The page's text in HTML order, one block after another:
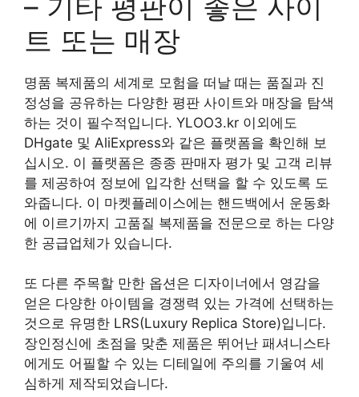
트 또는 매장
명품 복제품의 세계로 모험을 떠날 때는 품질과 진
정성을 공유하는 다양한 평판 사이트와 매장을 탐색
하는 것이 필수적입니다. YLOO3.kr 이외에도
DHgate 및 AliExpress와 같은 플랫폼을 확인해 보
십시오. 이 플랫폼은 종종 판매자 평가 및 고객 리뷰
를 제공하여 정보에 입각한 선택을 할 수 있도록 도
와줍니다. 이 마켓플레이스에는 핸드백에서 운동화
에 이르기까지 고품질 복제품을 전문으로 하는 다양
한 공급업체가 있습니다.
또 다른 주목할 만한 옵션은 디자이너에서 영감을
얻은 다양한 아이템을 경쟁력 있는 가격에 선택하는
것으로 유명한 LRS(Luxury Replica Store)입니다.
장인정신에 초점을 맞춘 제품은 뛰어난 패셔니스타
에게도 어필할 수 있는 디테일에 주의를 기울여 세
심하게 제작되었습니다.